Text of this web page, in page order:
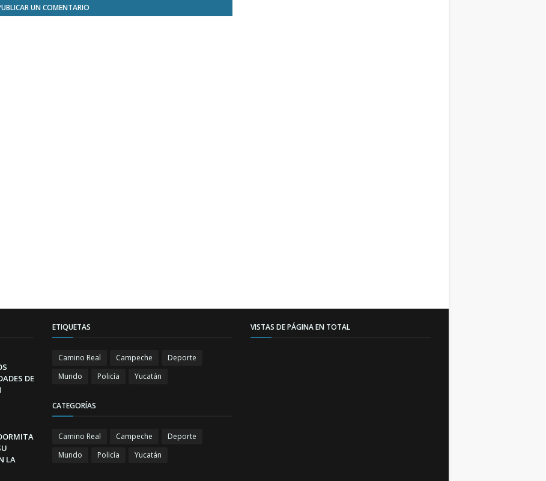
UN COMENTARIO
DE
LA
ETIQUETAS
Camino Real Campeche
Deporte
Mundo
Policía Yucatán
CATEGORÍAS
Camino Real Campeche
Deporte
Mundo
Policía Yucatán
VISTAS DE PÁGINA EN TOTAL